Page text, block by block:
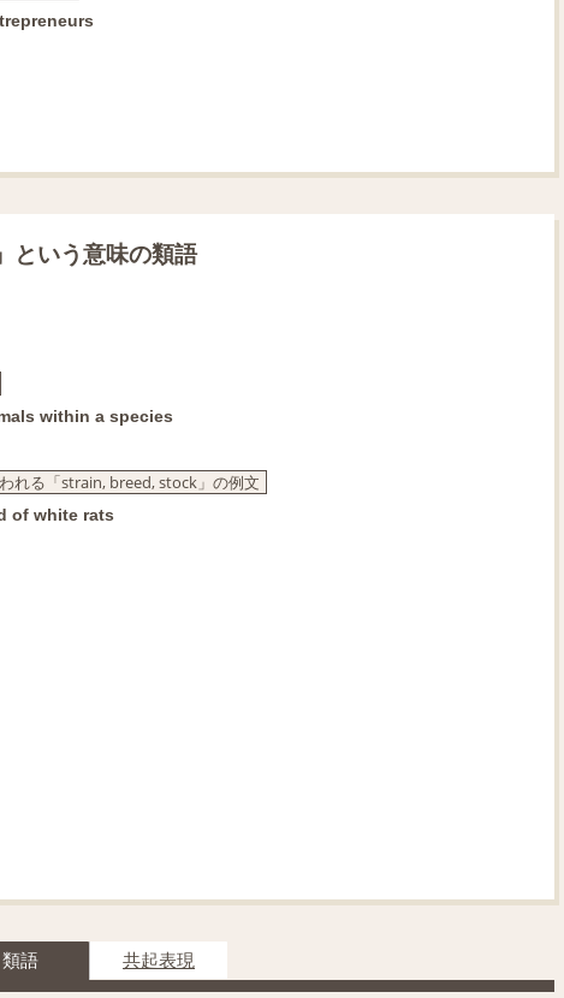
という意味の類語
within a species
れる「strain, breed, stock」の例文
of white rats
類語 共起表現